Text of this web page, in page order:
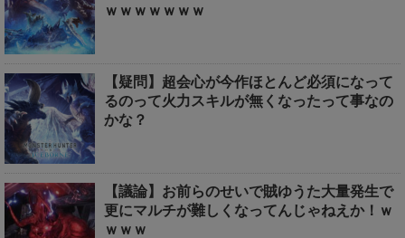
ｗｗｗｗｗｗｗ
【疑問】超会心が今作ほとんど必須になって
るのって火力スキルが無くなったって事なの
かな？
【議論】お前らのせいで賊ゆうた大量発生で
更にマルチが難しくなってんじゃねえか！ｗ
ｗｗｗ